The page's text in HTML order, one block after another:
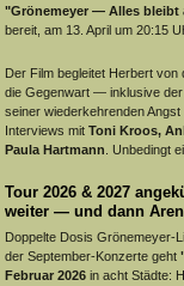
"Grönemeyer — Alles bleibt
bereit, am 13. April um 20:15
Der Film begleitet Herbert von
die Gegenwart — inklusive
seiner wiederkehrenden
Interviews mit Toni Kroos,
Paula Hartmann . Unbedingt
Tour 2026 & 2027
weiter — und dann
Doppelte Dosis Grönemeyer-
der September-Konzerte geht
Februar 2026in acht Städte: